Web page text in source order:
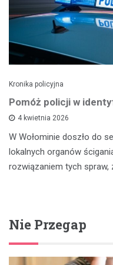
Kronika policyjna
Pomóż policji w
4 kwietnia 2026
W Wołominie doszło do
lokalnych organów
rozwiązaniem tych spraw,
Nie Przegap